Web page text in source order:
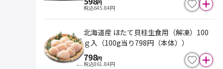
円
税込645.84円
北海道産 ほたて貝柱生食用（解凍）100
ｇ入（100g当り798円（本体））
798円
税込861.84円